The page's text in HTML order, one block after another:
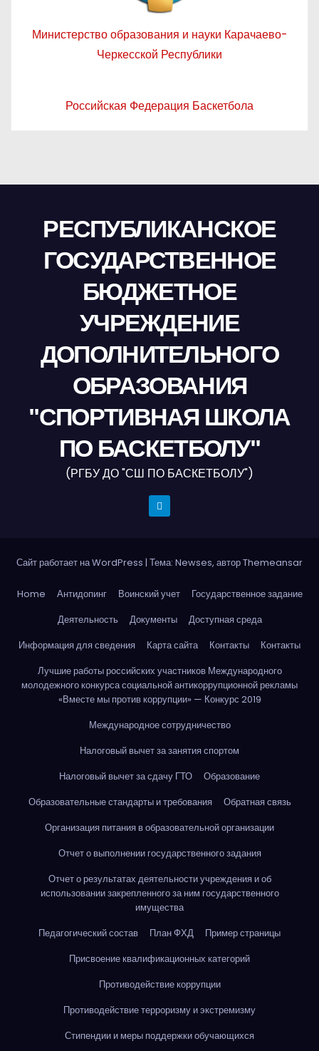
Министерство образования и науки Карачаево-
Черкесской Республики
Российская Федерация Баскетбола
РЕСПУБЛИКАНСКОЕ
ГОСУДАРСТВЕННОЕ
БЮДЖЕТНОЕ
УЧРЕЖДЕНИЕ
ДОПОЛНИТЕЛЬНОГО
ОБРАЗОВАНИЯ
"СПОРТИВНАЯ ШКОЛА
ПО БАСКЕТБОЛУ"
(РГБУ ДО "СШ ПО БАСКЕТБОЛУ")
Сайт работает на WordPress | Тема: Newses, авторThemeansar
Home Антидопинг Воинский учет
Государственное задание
Деятельность
Документы
Доступная среда
Информация для сведения
Карта сайта Контакты
Контакты
Лучшие работы российских участников Международного
молодежного конкурса социальной антикоррупционной рекламы
«Вместе мы против коррупции» — Конкурс 2019
Международное сотрудничество
Налоговый вычет за занятия спортом
Налоговый вычет за сдачу ГТО
Образование
Образовательные стандарты и требования
Обратная связь
Организация питания в образовательной организации
Отчет о выполнении государственного задания
Отчет о результатах деятельности учреждения и об
использовании закрепленного за ним государственного
имущества
Педагогический состав
План ФХД
Пример страницы
Присвоение квалификационных категорий
Противодействие коррупции
Противодействие терроризму и экстремизму
Стипендии и меры поддержки обучающихся